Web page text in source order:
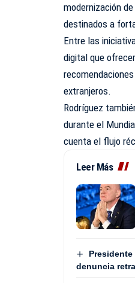
modernización
destinados a
Entre las
digital que
extranjeros.
Rodríguez
durante el
cuenta el flujo
Leer Más
denuncia